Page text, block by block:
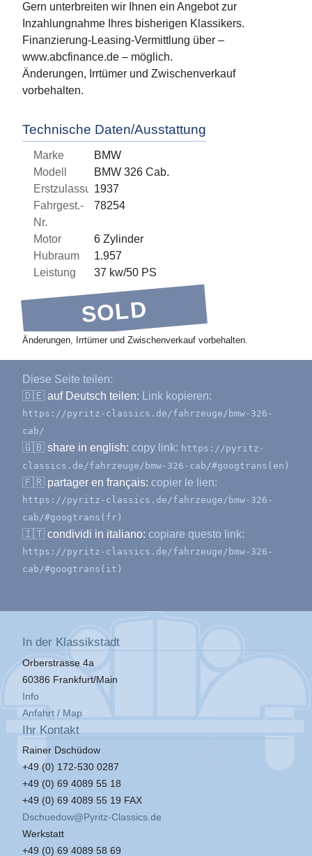
Gern unterbreiten wir Ihnen ein Angebot zur
Inzahlungnahme Ihres bisherigen Klassikers.
Finanzierung-Leasing-Vermittlung über –
www.abcfinance.de – möglich.
Änderungen, Irrtümer und Zwischenverkauf
vorbehalten.
Technische Daten/Ausstattung
Marke
BMW
Modell
BMW 326 Cab.
Erstzulassung1937
Fahrgest.-
Nr.
78254
Motor
6 Zylinder
Hubraum
1.957
Leistung
37 kw/50 PS
SOLD
Änderungen, Irrtümer und Zwischenverkauf vorbehalten.
Diese Seite teilen:
🇩🇪 auf Deutsch teilen: Link kopieren:
https://pyritz-classics.de/fahrzeuge/bmw-326-
cab/
🇬🇧 share in english: copy link: https://pyritz-
classics.de/fahrzeuge/bmw-326-cab/#googtrans(en)
🇫🇷 partager en français: copier le lien:
https://pyritz-classics.de/fahrzeuge/bmw-326-
cab/#googtrans(fr)
🇮🇹 condividi in italiano: copiare questo link:
https://pyritz-classics.de/fahrzeuge/bmw-326-
cab/#googtrans(it)
In der Klassikstadt
Orberstrasse 4a
60386 Frankfurt/Main
Info
Anfahrt / Map
Ihr Kontakt
Rainer Dschüdow
+49 (0) 172-530 0287
+49 (0) 69 4089 55 18
+49 (0) 69 4089 55 19 FAX
Dschuedow@Pyritz-Classics.de
Werkstatt
+49 (0) 69 4089 58 69